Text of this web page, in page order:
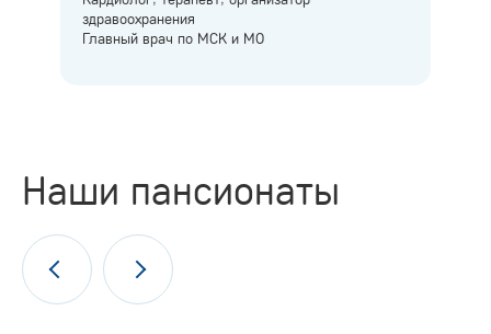
здравоохранения
Главный врач по МСК и МО
Наши пансионаты